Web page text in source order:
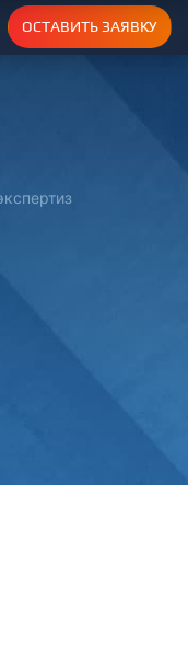
ОСТАВИТЬ ЗАЯВКУ